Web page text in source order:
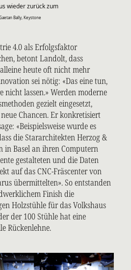
wieder zurück zum
Bally, Keystone
4.0 als Erfolgsfaktor
betont Landolt, dass
heute oft nicht mehr
sei nötig: «Das eine tun,
nicht lassen.» Werden moderne
gezielt eingesetzt,
Chancen. Er konkretisiert
«Beispielsweise wurde es
die Stararchitekten Herzog &
in Basel an ihren Computern
gestalteten und die Daten
auf das CNC-Fräscenter von
übermittelten». So entstanden
Finish die
Holzstühle für das Volkshaus
der 100 Stühle hat eine
Rückenlehne.